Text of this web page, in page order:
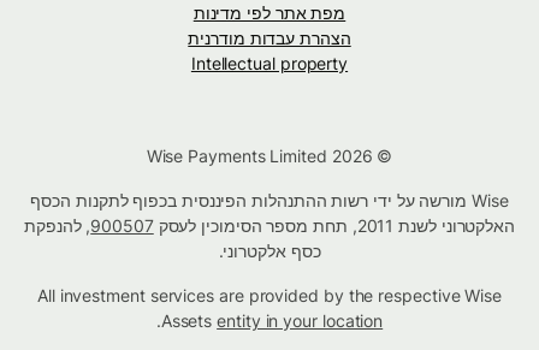
מפת אתר לפי מדינות
הצהרת עבדות מודרנית
Intellectual property
Wise מורשה על ידי רשות ההתנהלות הפיננסית בכפוף לתקנות הכסף
האלקטרוני לשנת 2011, תחת מספר הסימוכין לעסק
900507, להנפקת
כסף אלקטרוני.
All investment services are provided by the respective Wise
Assetsentity in your location
.